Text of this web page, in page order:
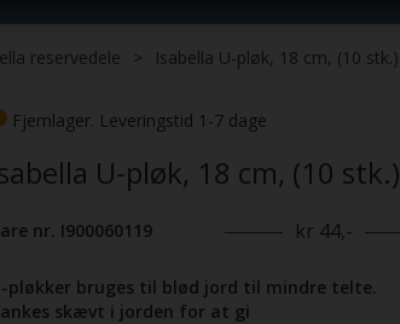
reservedele Isabella U-pløk, 18 cm, (10 stk.)
Fjernlager. Leveringstid 1-7 dage
U-pløk, 18 cm, (10 stk.)
nr. I900060119 kr 44,-
pløkker bruges til blød jord til mindre telte.
skævt i jorden for at gi